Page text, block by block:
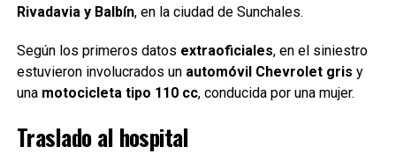
Rivadavia y Balbín, en la ciudad de Sunchales.
Según los primeros datos extraoficiales, en el siniestro
estuvieron involucrados un automóvil Chevrolet gris y
una motocicleta tipo 110 cc, conducida por una mujer.
Traslado al hospital